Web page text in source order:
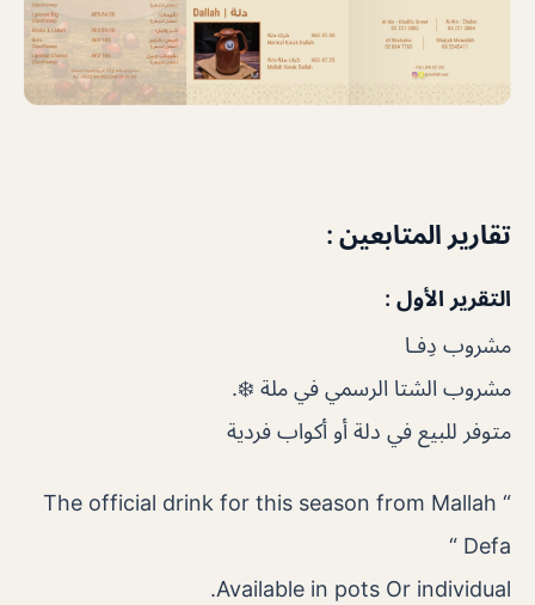
تقارير المتابعين :
التقرير الأول :
مشروب دِفـا
مشروب الشتا الرسمي في ملة ❄️.
متوفر للبيع في دلة أو أكواب فردية
The official drink for this season from Mallah “
Defa “
Available in pots Or individual.